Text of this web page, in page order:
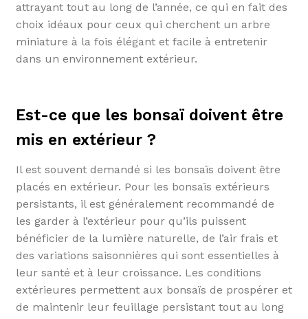
attrayant tout au long de l’année, ce qui en fait des
choix idéaux pour ceux qui cherchent un arbre
miniature à la fois élégant et facile à entretenir
dans un environnement extérieur.
Est-ce que les bonsaï doivent être
mis en extérieur ?
Il est souvent demandé si les bonsaïs doivent être
placés en extérieur. Pour les bonsaïs extérieurs
persistants, il est généralement recommandé de
les garder à l’extérieur pour qu’ils puissent
bénéficier de la lumière naturelle, de l’air frais et
des variations saisonnières qui sont essentielles à
leur santé et à leur croissance. Les conditions
extérieures permettent aux bonsaïs de prospérer et
de maintenir leur feuillage persistant tout au long